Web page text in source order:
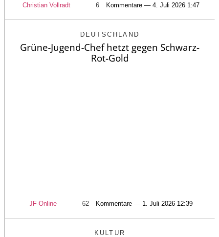
Christian Vollradt 6 Kommentare — 4. Juli 2026 1:47
DEUTSCHLAND
Grüne-Jugend-Chef hetzt gegen Schwarz-
Rot-Gold
JF-Online 62 Kommentare — 1. Juli 2026 12:39
KULTUR